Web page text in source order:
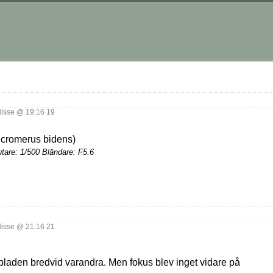
@ 19:16 19
1/500 Bländare: F5.6
@ 21:16 21
bredvid varandra. Men fokus blev inget vidare på